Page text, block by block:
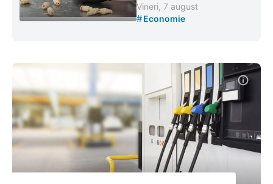
Vineri, 7 august
#Economie